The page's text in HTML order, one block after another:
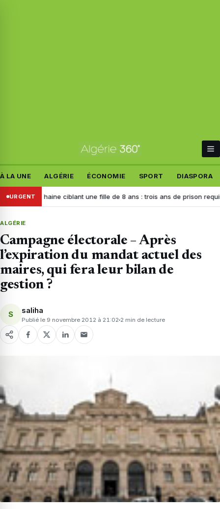
À LA UNE ALGÉRIE ÉCONOMIE SPORT DIASPORA
URGENT
de haine ciblant une fille de 8 ans : trois ans de prison requis contre
ALGÉRIE
Campagne électorale – Après
l’expiration du mandat actuel des
maires, qui fera leur bilan de
gestion ?
S saliha
Publié le 9 novembre 2012 à 21:02 2 min de lecture